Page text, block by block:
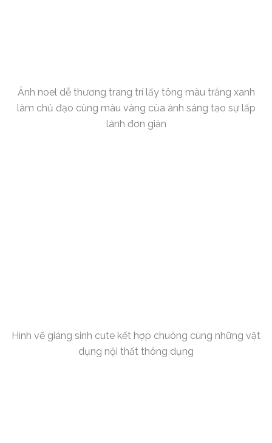
Ảnh noel dễ thương trang trí lấy tông màu trắng xanh
làm chủ đạo cùng màu vàng của ánh sáng tạo sự lấp
lánh đơn giản
Hình vẽ giáng sinh cute kết hợp chuông cùng những vật
dụng nội thất thông dụng